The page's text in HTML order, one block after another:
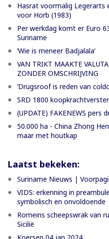
Hasrat voormalig
voor Horb (1983)
Per werkdag komt er Euro
Suriname
‘Wie is meneer Badjalala’
VAN TRIKT MAAKTE
ZONDER OMSCHRIJVING
’Drugsroof is reden van
SRD 1800
(UPDATE) FAKENEWS
50.000 ha - China Zhong
maar met houtkap
Laatst bekeken:
Suriname Nieuws |
VIDS: erkenning in
symbolisch en onvoldoende
Romeins scheepswrak van
Sicilië
Koersen 04 jan 2024